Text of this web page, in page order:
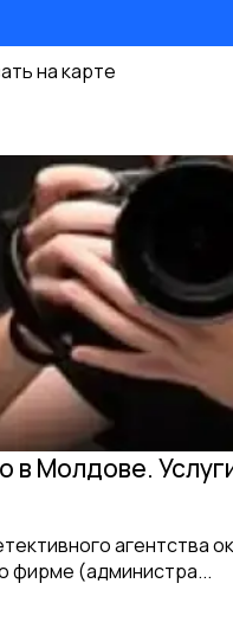
на карте
в Молдове.
агентства
фирме (администра...